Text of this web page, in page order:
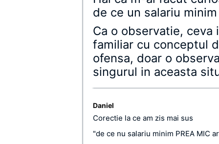
de ce un salariu
Ca o observatie,
familiar cu conceptul
ofensa, doar o
singurul in aceasta
Daniel
Corectie la ce am zis mai sus
"de ce nu salariu minim PREA MIC